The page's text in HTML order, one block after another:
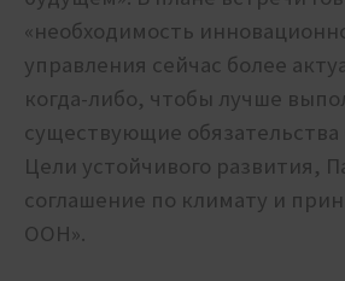
«необходимость
управления сейчас более
когда-либо, чтобы лучше
существующие
Цели устойчивого развития,
соглашение по климату и
ООН».